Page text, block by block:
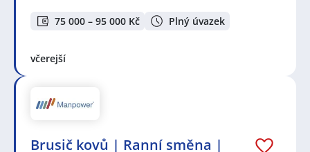
75 000 – 95 000 Kč Plný úvazek
včerejší
Brusič kovů | Ranní směna |